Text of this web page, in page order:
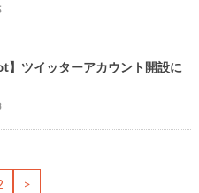
】ツイッターアカウント開設に
>